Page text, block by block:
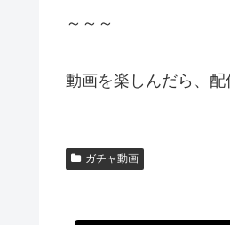
～～～
動画を楽しんだら、
ガチャ動画